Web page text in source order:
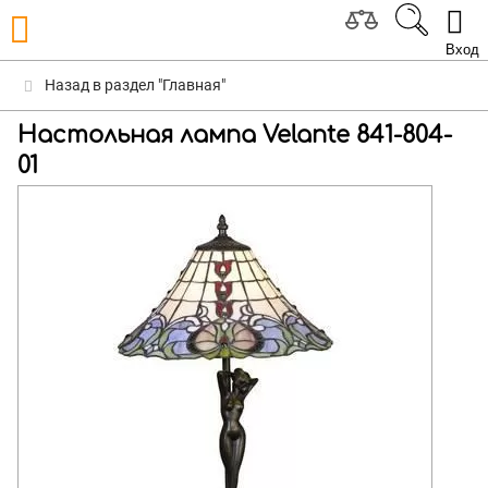
Вход
Назад в раздел "Главная"
Настольная лампа Velante 841-804-
01